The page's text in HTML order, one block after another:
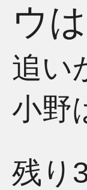
ウ
追い
小野
残り